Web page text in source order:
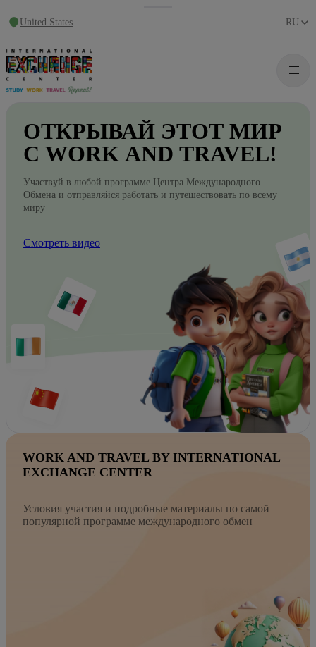
United States RU
ОТКРЫВАЙ ЭТОТ МИР
С WORK AND TRAVEL!
Участвуй в любой программе Центра Международного
Обмена и отправляйся работать и путешествовать по всему
миру
Смотреть видео
WORK AND TRAVEL BY INTERNATIONAL
EXCHANGE CENTER
Условия участия и подробные материалы по самой
популярной программе международного обмен